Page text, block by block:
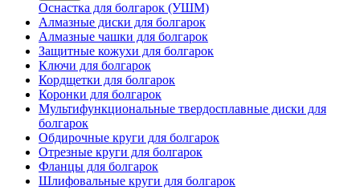
Оснастка для болгарок (УШМ)
Алмазные диски для болгарок
Алмазные чашки для болгарок
Защитные кожухи для болгарок
Ключи для болгарок
Кордщетки для болгарок
Коронки для болгарок
Мультифункциональные твердосплавные диски для
болгарок
Обдирочные круги для болгарок
Отрезные круги для болгарок
Фланцы для болгарок
Шлифовальные круги для болгарок